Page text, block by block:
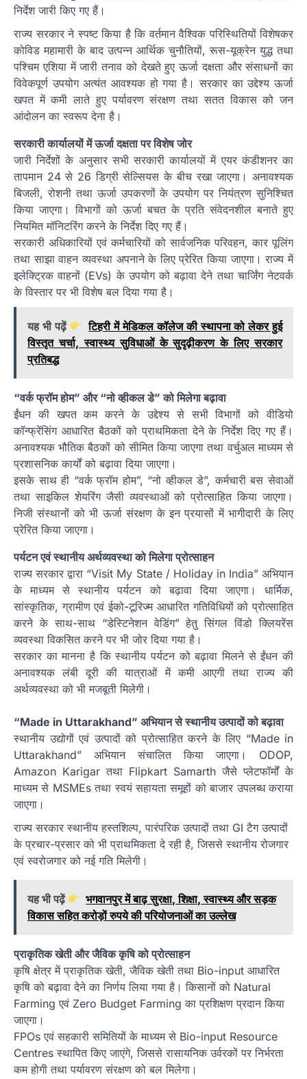
निर्देश जारी किए गए हैं।
राज्य सरकार ने स्पष्ट किया है कि वर्तमान वैश्विक परिस्थितियों विशेषकर
कोविड महामारी के बाद उत्पन्न आर्थिक चुनौतियों, रूस-यूक्रेन युद्ध तथा
पश्चिम एशिया में जारी तनाव को देखते हुए ऊर्जा दक्षता और संसाधनों का
विवेकपूर्ण उपयोग अत्यंत आवश्यक हो गया है। सरकार का उद्देश्य ऊर्जा
खपत में कमी लाते हुए पर्यावरण संरक्षण तथा सतत विकास को जन
आंदोलन का स्वरूप देना है।
सरकारी कार्यालयों में ऊर्जा दक्षता पर विशेष जोर
जारी निर्देशों के अनुसार सभी सरकारी कार्यालयों में एयर कंडीशनर का
तापमान 24 से 26 डिग्री सेल्सियस के बीच रखा जाएगा। अनावश्यक
बिजली, रोशनी तथा ऊर्जा उपकरणों के उपयोग पर नियंत्रण सुनिश्चित
किया जाएगा। विभागों को ऊर्जा बचत के प्रति संवेदनशील बनाते हुए
नियमित मॉनिटरिंग करने के निर्देश दिए गए हैं।
सरकारी अधिकारियों एवं कर्मचारियों को सार्वजनिक परिवहन, कार पूलिंग
तथा साझा वाहन व्यवस्था अपनाने के लिए प्रेरित किया जाएगा। राज्य में
इलेक्ट्रिक वाहनों (EVs) के उपयोग को बढ़ावा देने तथा चार्जिंग नेटवर्क
के विस्तार पर भी विशेष बल दिया गया है।
यह भी पढ़ें
टिहरी में मेडिकल कॉलेज की स्थापना को लेकर हुई
विस्तृत चर्चा, स्वास्थ्य सुविधाओं के सुदृढ़ीकरण के लिए सरकार
प्रतिबद्ध
“वर्क फ्रॉम होम” और “नो व्हीकल डे” को मिलेगा बढ़ावा
ईंधन की खपत कम करने के उद्देश्य से सभी विभागों को वीडियो
कॉन्फ्रेंसिंग आधारित बैठकों को प्राथमिकता देने के निर्देश दिए गए हैं।
अनावश्यक भौतिक बैठकों को सीमित किया जाएगा तथा वर्चुअल माध्यम से
प्रशासनिक कार्यों को बढ़ावा दिया जाएगा।
इसके साथ ही “वर्क फ्रॉम होम”, “नो व्हीकल डे”, कर्मचारी बस सेवाओं
तथा साइकिल शेयरिंग जैसी व्यवस्थाओं को प्रोत्साहित किया जाएगा।
निजी संस्थानों को भी ऊर्जा संरक्षण के इन प्रयासों में भागीदारी के लिए
प्रेरित किया जाएगा।
पर्यटन एवं स्थानीय अर्थव्यवस्था को मिलेगा प्रोत्साहन
राज्य सरकार द्वारा “Visit My State / Holiday in India” अभियान
के माध्यम से स्थानीय पर्यटन को बढ़ावा दिया जाएगा। धार्मिक,
सांस्कृतिक, ग्रामीण एवं ईको-टूरिज्म आधारित गतिविधियों को प्रोत्साहित
करने के साथ-साथ “डेस्टिनेशन वेडिंग” हेतु सिंगल विंडो क्लियरेंस
व्यवस्था विकसित करने पर भी जोर दिया गया है।
सरकार का मानना है कि स्थानीय पर्यटन को बढ़ावा मिलने से ईंधन की
अनावश्यक लंबी दूरी की यात्राओं में कमी आएगी तथा राज्य की
अर्थव्यवस्था को भी मजबूती मिलेगी।
“Made in Uttarakhand” अभियान से स्थानीय उत्पादों को बढ़ावा
स्थानीय उद्योगों एवं उत्पादों को प्रोत्साहित करने के लिए “Made in
Uttarakhand” अभियान संचालित किया जाएगा। ODOP,
Amazon Karigar तथा Flipkart Samarth जैसे प्लेटफॉर्मों के
माध्यम से MSMEs तथा स्वयं सहायता समूहों को बाजार उपलब्ध कराया
जाएगा।
राज्य सरकार स्थानीय हस्तशिल्प, पारंपरिक उत्पादों तथा GI टैग उत्पादों
के प्रचार-प्रसार को भी प्राथमिकता दे रही है, जिससे स्थानीय रोजगार
एवं स्वरोजगार को नई गति मिलेगी।
यह भी पढ़ें
भगवानपुर में बाढ़ सुरक्षा, शिक्षा, स्वास्थ्य और सड़क
विकास सहित करोड़ों रुपये की परियोजनाओं का उल्लेख
प्राकृतिक खेती और जैविक कृषि को प्रोत्साहन
कृषि क्षेत्र में प्राकृतिक खेती, जैविक खेती तथा Bio-input आधारित
कृषि को बढ़ावा देने का निर्णय लिया गया है। किसानों को Natural
Farming एवं Zero Budget Farming का प्रशिक्षण प्रदान किया
जाएगा।
FPOs एवं सहकारी समितियों के माध्यम से Bio-input Resource
Centres स्थापित किए जाएंगे, जिससे रासायनिक उर्वरकों पर निर्भरता
कम होगी तथा पर्यावरण संरक्षण को बल मिलेगा।